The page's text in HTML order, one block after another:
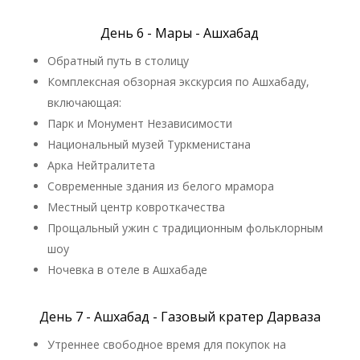
День 6 - Мары - Ашхабад
Обратный путь в столицу
Комплексная обзорная экскурсия по Ашхабаду,
включающая:
Парк и Монумент Независимости
Национальный музей Туркменистана
Арка Нейтралитета
Современные здания из белого мрамора
Местный центр ковроткачества
Прощальный ужин с традиционным фольклорным
шоу
Ночевка в отеле в Ашхабаде
День 7 - Ашхабад - Газовый кратер Дарваза
Утреннее свободное время для покупок на